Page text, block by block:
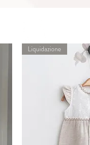
Liquidazione